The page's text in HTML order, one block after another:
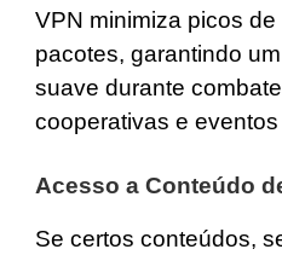
VPN minimiza picos
pacotes, garantindo
suave durante
cooperativas e
Acesso a Conteúdo
Se certos conteúdos,